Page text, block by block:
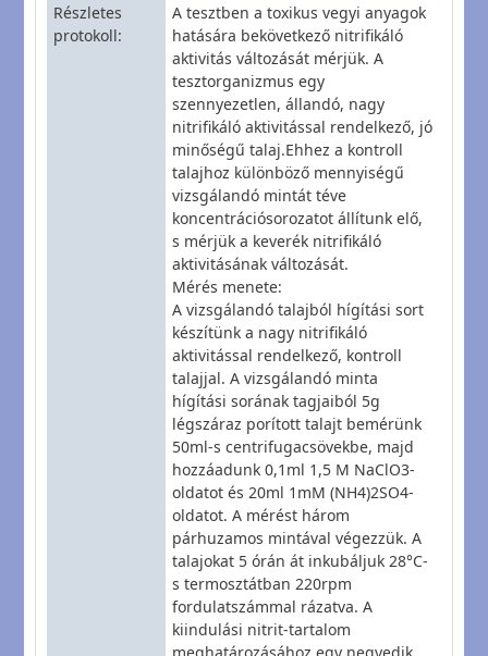
Részletes
protokoll
A tesztben a toxikus vegyi anyagok
hatására bekövetkező nitrifikáló
aktivitás változását mérjük. A
tesztorganizmus egy
szennyezetlen, állandó, nagy
nitrifikáló aktivitással rendelkező, jó
minőségű talaj.Ehhez a kontroll
talajhoz különböző mennyiségű
vizsgálandó mintát téve
koncentrációsorozatot állítunk elő,
s mérjük a keverék nitrifikáló
aktivitásának változását.
Mérés menete:
A vizsgálandó talajból hígítási sort
készítünk a nagy nitrifikáló
aktivitással rendelkező, kontroll
talajjal. A vizsgálandó minta
hígítási sorának tagjaiból 5g
légszáraz porított talajt bemérünk
50ml-s centrifugacsövekbe, majd
hozzáadunk 0,1ml 1,5 M NaClO3-
oldatot és 20ml 1mM (NH4)2SO4-
oldatot. A mérést három
párhuzamos mintával végezzük. A
talajokat 5 órán át inkubáljuk 28°C-
s termosztátban 220rpm
fordulatszámmal rázatva. A
kiindulási nitrit-tartalom
meghatározásához egy negyedik